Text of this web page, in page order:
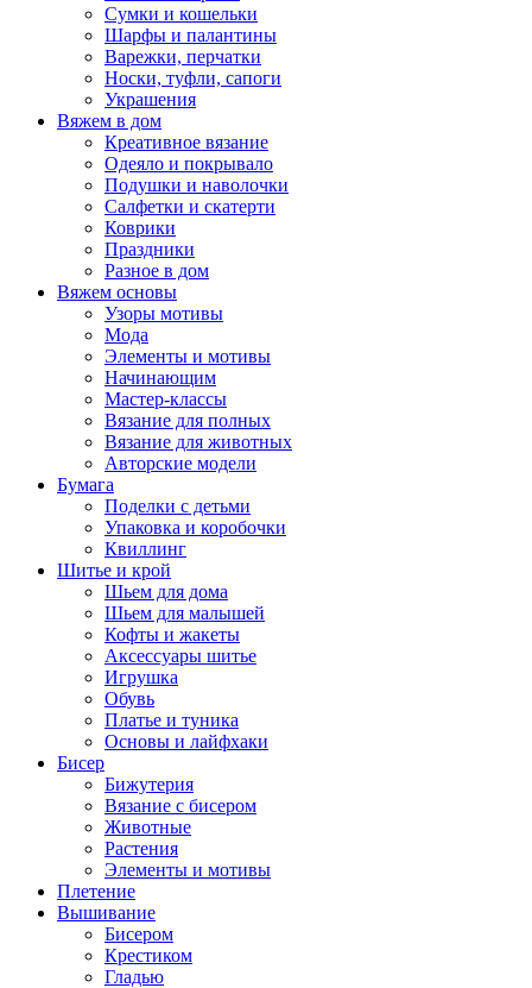
Сумки и кошельки
Шарфы и палантины
Варежки, перчатки
Носки, туфли, сапоги
Украшения
Вяжем в дом
Креативное вязание
Одеяло и покрывало
Подушки и наволочки
Салфетки и скатерти
Коврики
Праздники
Разное в дом
Вяжем основы
Узоры мотивы
Мода
Элементы и мотивы
Начинающим
Мастер-классы
Вязание для полных
Вязание для животных
Авторские модели
Бумага
Поделки с детьми
Упаковка и коробочки
Квиллинг
Шитье и крой
Шьем для дома
Шьем для малышей
Кофты и жакеты
Аксессуары шитье
Игрушка
Обувь
Платье и туника
Основы и лайфхаки
Бисер
Бижутерия
Вязание с бисером
Животные
Растения
Элементы и мотивы
Плетение
Вышивание
Бисером
Крестиком
Гладью